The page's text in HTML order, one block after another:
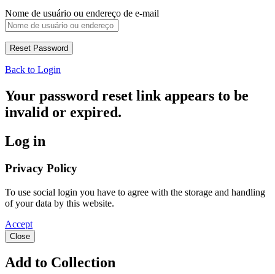
Nome de usuário ou endereço de e-mail
Back to Login
Your password reset link appears to be
invalid or expired.
Log in
Privacy Policy
To use social login you have to agree with the storage and handling
of your data by this website.
Accept
Close
Add to Collection